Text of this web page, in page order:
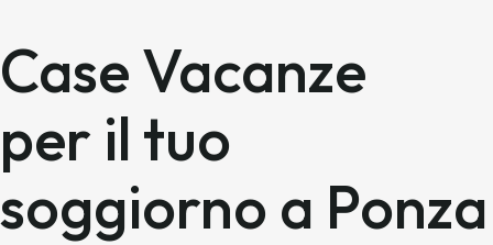
Case Vacanze
per il tuo
soggiorno a Ponza